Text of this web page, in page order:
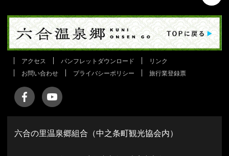
アクセス パンフレットダウンロード
リンク
お問い合わせ
プライバシーポリシー 旅行業登録票
六合の里温泉郷組合（中之条町観光協会内）